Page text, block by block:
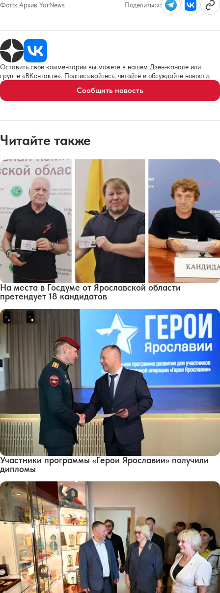
Фото: Архив YarNews Поделиться:
Оставить свои комментарии вы можете в нашем Дзен-канале или
группе «ВКонтакте». Подписывайтесь, читайте и обсуждайте новости.
Сообщить новость
Читайте также
На места в Госдуме от Ярославской области
претендует 18 кандидатов
Участники программы «Герои Ярославии» получили
дипломы